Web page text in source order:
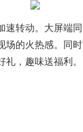
速转动。大屏端
场的火热感。同
，趣味送福利。